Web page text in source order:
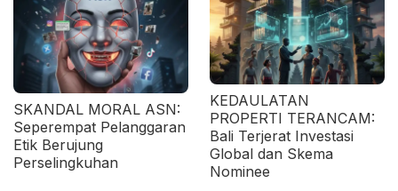
SKANDAL MORAL ASN:
Seperempat Pelanggaran
Etik Berujung
Perselingkuhan
KEDAULATAN
PROPERTI TERANCAM:
Bali Terjerat Investasi
Global dan Skema
Nominee